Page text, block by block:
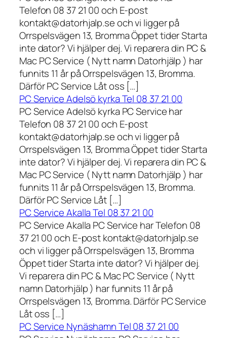
Telefon 08 37 21 00 och E-post
kontakt@datorhjalp.se och vi ligger på
Orrspelsvägen 13, Bromma Öppet tider Starta
inte dator? Vi hjälper dej. Vi reparera din PC &
Mac PC Service ( Nytt namn Datorhjälp ) har
funnits 11 år på Orrspelsvägen 13, Bromma.
Därför PC Service Låt oss […]
PC Service Adelsö kyrka Tel 08 37 21 00
PC Service Adelsö kyrka PC Service har
Telefon 08 37 21 00 och E-post
kontakt@datorhjalp.se och vi ligger på
Orrspelsvägen 13, Bromma Öppet tider Starta
inte dator? Vi hjälper dej. Vi reparera din PC &
Mac PC Service ( Nytt namn Datorhjälp ) har
funnits 11 år på Orrspelsvägen 13, Bromma.
Därför PC Service Låt […]
PC Service Akalla Tel 08 37 21 00
PC Service Akalla PC Service har Telefon 08
37 21 00 och E-post kontakt@datorhjalp.se
och vi ligger på Orrspelsvägen 13, Bromma
Öppet tider Starta inte dator? Vi hjälper dej.
Vi reparera din PC & Mac PC Service ( Nytt
namn Datorhjälp ) har funnits 11 år på
Orrspelsvägen 13, Bromma. Därför PC Service
Låt oss […]
PC Service Nynäshamn Tel 08 37 21 00